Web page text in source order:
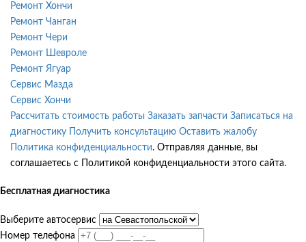
Ремонт Хончи
Ремонт Чанган
Ремонт Чери
Ремонт Шевроле
Ремонт Ягуар
Сервис Мазда
Сервис Хончи
Рассчитать стоимость работы Заказать запчасти Записаться на
диагностику
Получить консультацию Оставить жалобу
Политика конфиденциальности. Отправляя данные, вы
соглашаетесь с Политикой конфиденциальности этого сайта.
Бесплатная диагностика
Выберите автосервис
Номер телефона